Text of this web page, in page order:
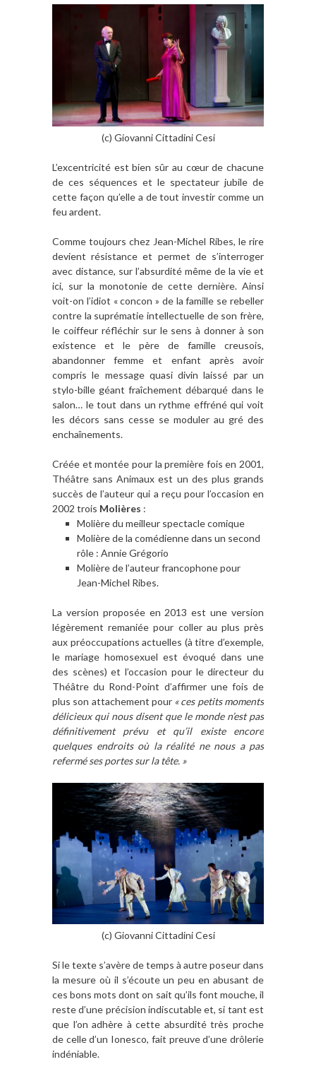
(c) Giovanni Cittadini Cesi
L’excentricité est bien sûr au cœur de chacune
de ces séquences et le spectateur jubile de
cette façon qu’elle a de tout investir comme un
feu ardent.
Comme toujours chez Jean-Michel Ribes, le rire
devient résistance et permet de s’interroger
avec distance, sur l’absurdité même de la vie et
ici, sur la monotonie de cette dernière. Ainsi
voit-on l’idiot « concon » de la famille se rebeller
contre la suprématie intellectuelle de son frère,
le coiffeur réfléchir sur le sens à donner à son
existence et le père de famille creusois,
abandonner femme et enfant après avoir
compris le message quasi divin laissé par un
stylo-bille géant fraîchement débarqué dans le
salon… le tout dans un rythme effréné qui voit
les décors sans cesse se moduler au gré des
enchaînements.
Créée et montée pour la première fois en 2001,
Théâtre sans Animaux est un des plus grands
succès de l’auteur qui a reçu pour l’occasion en
2002 trois Molières :
Molière du meilleur spectacle comique
Molière de la comédienne dans un second
rôle : Annie Grégorio
Molière de l’auteur francophone pour
Jean-Michel Ribes.
La version proposée en 2013 est une version
légèrement remaniée pour coller au plus près
aux préoccupations actuelles (à titre d’exemple,
le mariage homosexuel est évoqué dans une
des scènes) et l’occasion pour le directeur du
Théâtre du Rond-Point d’affirmer une fois de
plus son attachement pour « ces petits moments
délicieux qui nous disent que le monde n’est pas
définitivement prévu et qu’il existe encore
quelques endroits où la réalité ne nous a pas
refermé ses portes sur la tête. »
(c) Giovanni Cittadini Cesi
Si le texte s’avère de temps à autre poseur dans
la mesure où il s’écoute un peu en abusant de
ces bons mots dont on sait qu’ils font mouche, il
reste d’une précision indiscutable et, si tant est
que l’on adhère à cette absurdité très proche
de celle d’un Ionesco, fait preuve d’une drôlerie
indéniable.